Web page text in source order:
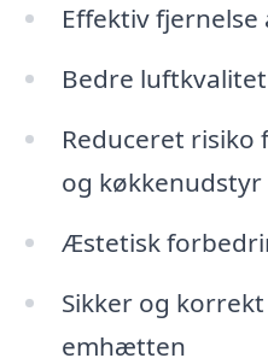
Effektiv
Bedre
Reduceret risiko
og køkkenudstyr
Æstetisk
Sikker og
emhætten